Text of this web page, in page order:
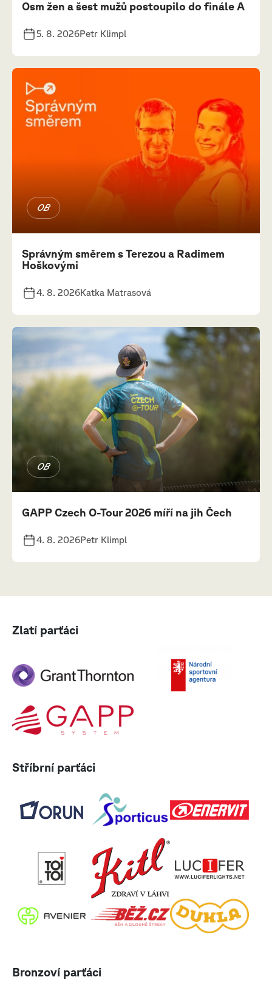
Osm žen a šest mužů postoupilo do finále A
5. 8. 2026Petr Klimpl
OB
Správným směrem s Terezou a Radimem
Hoškovými
4. 8. 2026Katka Matrasová
OB
GAPP Czech O-Tour 2026 míří na jih Čech
4. 8. 2026Petr Klimpl
Zlatí parťáci
Stříbrní parťáci
Bronzoví parťáci